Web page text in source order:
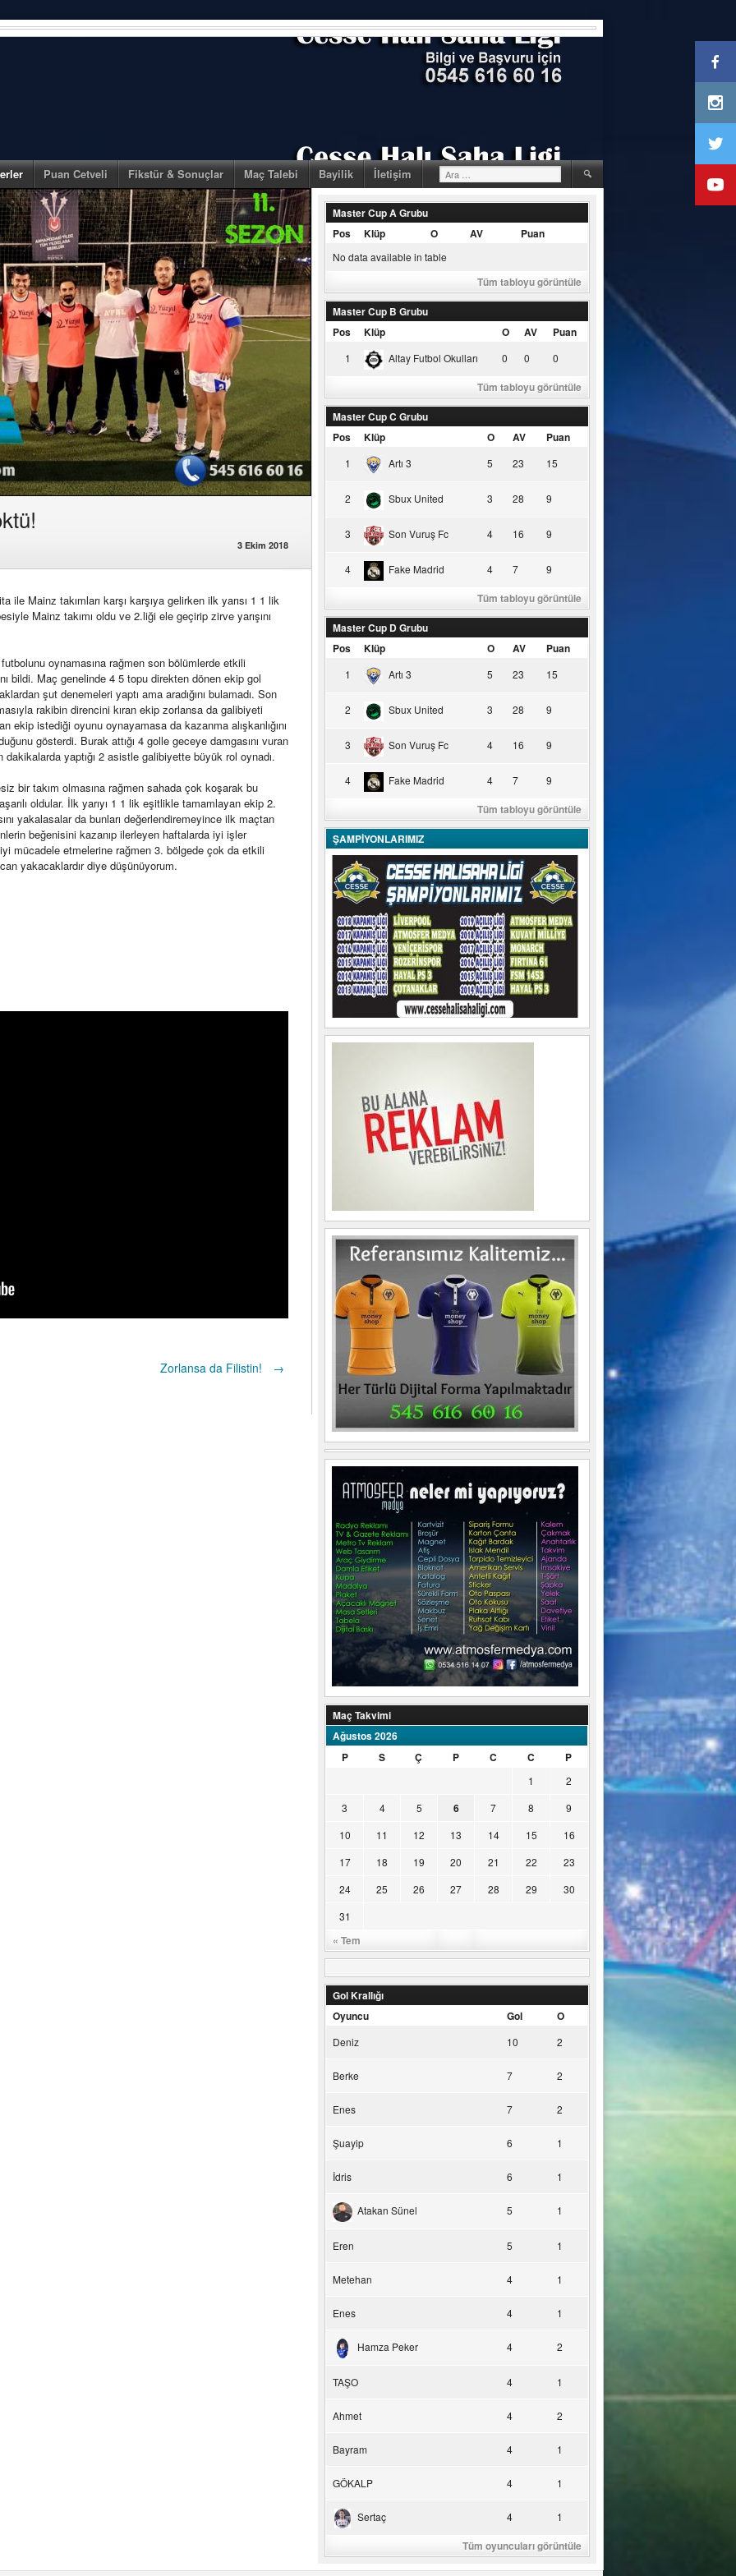
Puan Cetveli Fikstür & Sonuçlar Maç Talebi Bayilik İletişim Arama:
3 Ekim 2018
ile Mainz takımları karşı karşıya gelirken ilk yarısı 1 1 lik
Mainz takımı oldu ve 2.liği ele geçirip zirve yarışını
oynamasına rağmen son bölümlerde etkili
bildi. Maç genelinde 4 5 topu direkten dönen ekip gol
şut denemeleri yaptı ama aradığını bulamadı. Son
rakibin direncini kıran ekip zorlansa da galibiyeti
ekip istediği oyunu oynayamasa da kazanma alışkanlığını
gösterdi. Burak attığı 4 golle geceye damgasını vuran
yaptığı 2 asistle galibiyette büyük rol oynadı.
bir takım olmasına rağmen sahada çok koşarak bu
oldular. İlk yarıyı 1 1 lik eşitlikle tamamlayan ekip 2.
yakalasalar da bunları değerlendiremeyince ilk maçtan
beğenisini kazanıp ilerleyen haftalarda iyi işler
mücadele etmelerine rağmen 3. bölgede çok da etkili
yakacaklardır diye düşünüyorum.
Zorlansa da Filistin! →
Master Cup A Grubu
Pos
Klüp O AV Puan
No data available in table
Tüm tabloyu görüntüle
Master Cup B Grubu
Pos
Klüp O AV Puan
1 Altay Futbol Okulları 0 0 0
Tüm tabloyu görüntüle
Master Cup C Grubu
Pos
Klüp O AV Puan
1 Artı 3 5 23 15
2 Sbux United 3 28 9
3 Son Vuruş Fc 4 16 9
4 Fake Madrid 4 7 9
Tüm tabloyu görüntüle
Master Cup D Grubu
Pos
Klüp O AV Puan
1 Artı 3 5 23 15
2 Sbux United 3 28 9
3 Son Vuruş Fc 4 16 9
4 Fake Madrid 4 7 9
Tüm tabloyu görüntüle
ŞAMPİYONLARIMIZ
Maç Takvimi
Ağustos 2026
P
S Ç P C C P
« Tem
1
2
3
4 5 6 7 8
9
10
11 12 13 14 15
16
17
18 19 20 21 22
23
24
25 26 27 28 29
30
31
Gol Krallığı
Oyuncu
Gol O
Deniz 10 2
Berke 7 2
Enes 7 2
Şuayip 6 1
İdris 6 1
Atakan Sünel 5 1
Eren 5 1
Metehan 4 1
Enes 4 1
Hamza Peker 4 2
TAŞO 4 1
Ahmet 4 2
Bayram 4 1
GÖKALP 4 1
Sertaç 4 1
Tüm oyuncuları görüntüle